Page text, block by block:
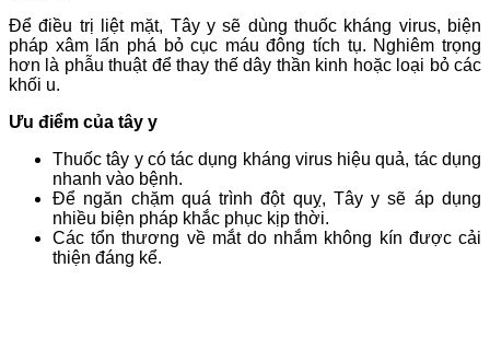
Để điều trị liệt mặt, Tây y sẽ dùng thuốc kháng virus, biện
pháp xâm lấn phá bỏ cục máu đông tích tụ. Nghiêm trọng
hơn là phẫu thuật để thay thế dây thần kinh hoặc loại bỏ các
khối u.
Ưu điểm của tây y
Thuốc tây y có tác dụng kháng virus hiệu quả, tác dụng
nhanh vào bệnh.
Để ngăn chặm quá trình đột quỵ, Tây y sẽ áp dụng
nhiều biện pháp khắc phục kịp thời.
Các tổn thương về mắt do nhắm không kín được cải
thiện đáng kể.